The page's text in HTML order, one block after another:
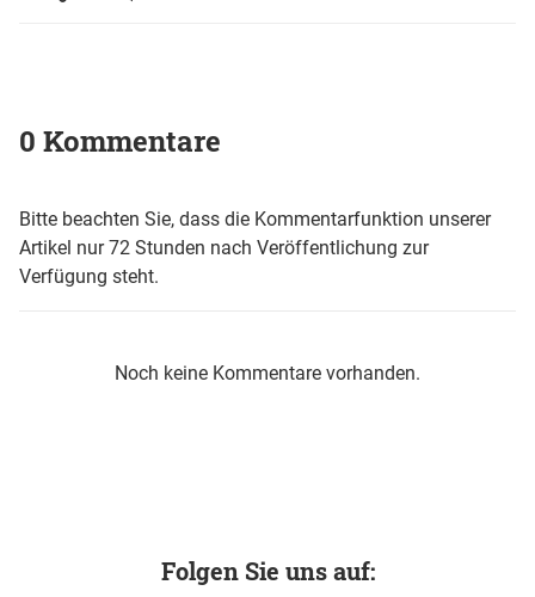
0 Kommentare
Bitte beachten Sie, dass die Kommentarfunktion unserer
Artikel nur 72 Stunden nach Veröffentlichung zur
Verfügung steht.
Noch keine Kommentare vorhanden.
Folgen Sie uns auf: